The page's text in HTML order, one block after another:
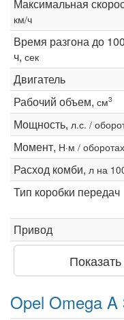
Максимальная
км/ч
Время разгона до
ч, сек
Двигатель
Рабочий объем, см3
Мощность, л.с. /
Момент, Н·м / оборотах
Расход комби, л на
Тип коробки передач
Привод
Opel Omega